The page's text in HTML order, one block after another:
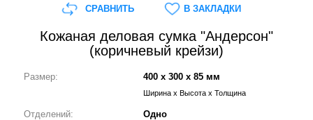
Кожаная деловая сумка "Андерсон"
(коричневый крейзи)
Размер: 400 x 300 x 85 мм
Ширина x Высота x Толщина
Отделений: Одно
СРАВНИТЬ В ЗАКЛАДКИ